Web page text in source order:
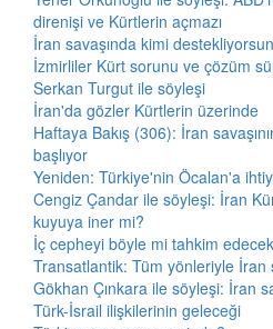
direnişi ve Kürtlerin açmazı
İran savaşında kimi
İzmirliler Kürt sorunu ve çözüm
Serkan Turgut ile söyleşi
İran'da gözler Kürtlerin üzerinde
Haftaya Bakış (306): İran
başlıyor
Yeniden: Türkiye'nin Öcalan'a
Cengiz Çandar ile söyleşi: İran
kuyuya iner mi?
İç cepheyi böyle mi tahkim
Transatlantik: Tüm yönleriyle İran
Gökhan Çınkara ile söyleşi: İran
Türk-İsrail ilişkilerinin geleceği